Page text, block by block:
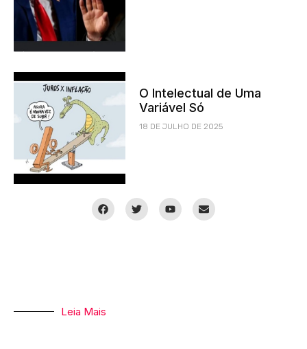
O Intelectual de Uma
Variável Só
18 DE JULHO DE 2025
Leia Mais